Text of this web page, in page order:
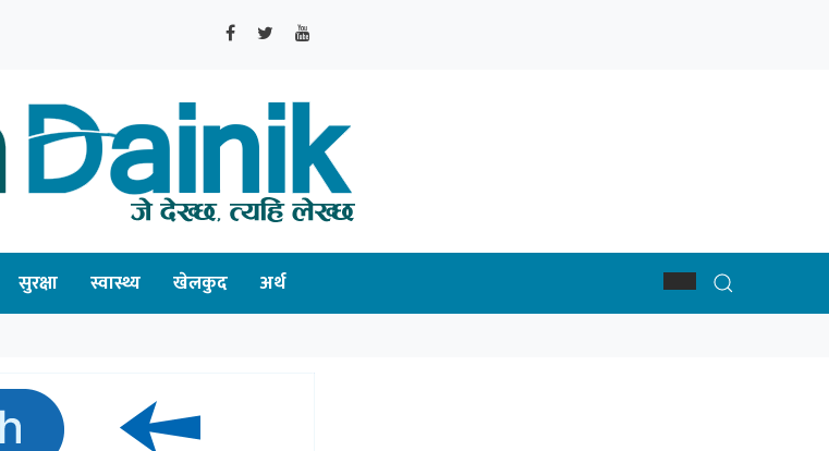
सुरक्षा स्वास्थ्य खेलकुद अर्थ